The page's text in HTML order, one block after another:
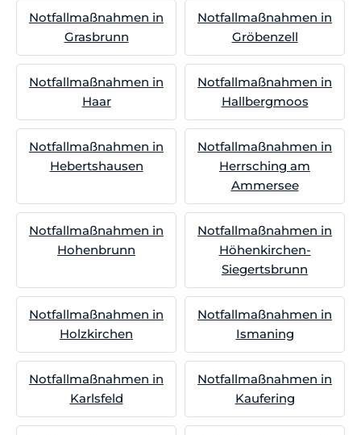
Notfallmaßnahmen in
Grasbrunn
Notfallmaßnahmen in
Gröbenzell
Notfallmaßnahmen in
Haar
Notfallmaßnahmen in
Hallbergmoos
Notfallmaßnahmen in
Hebertshausen
Notfallmaßnahmen in
Herrsching am
Ammersee
Notfallmaßnahmen in
Hohenbrunn
Notfallmaßnahmen in
Höhenkirchen-
Siegertsbrunn
Notfallmaßnahmen in
Holzkirchen
Notfallmaßnahmen in
Ismaning
Notfallmaßnahmen in
Karlsfeld
Notfallmaßnahmen in
Kaufering